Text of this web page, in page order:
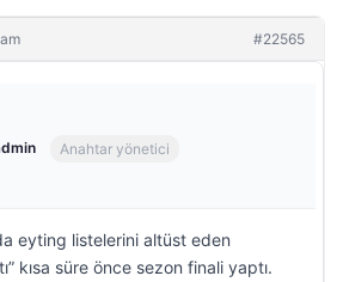
#22565
Anahtar yönetici
eyting listelerini altüst eden
kısa süre önce sezon finali yaptı.